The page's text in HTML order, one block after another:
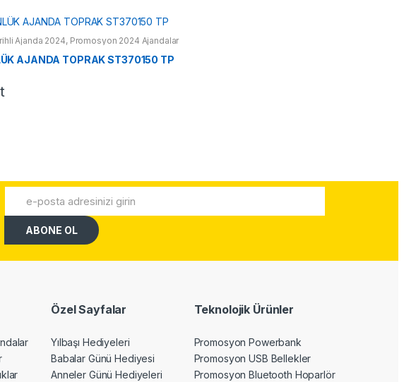
Ajanda 2024, Promosyon 2024 Ajandalar
AJANDA TOPRAK ST370150 TP
Özel Sayfalar
Yılbaşı Hediyeleri
Babalar Günü Hediyesi
Anneler Günü Hediyeleri
Teknolojik Ürünler
Promosyon Powerbank
Promosyon USB Bellekler
Promosyon Bluetooth Hoparlör